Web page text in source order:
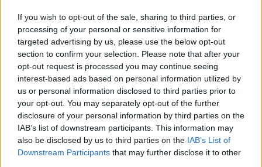
If you wish to opt-out of the sale, sharing to third parties, or
processing of your personal or sensitive information for
targeted advertising by us, please use the below opt-out
section to confirm your selection. Please note that after your
opt-out request is processed you may continue seeing
interest-based ads based on personal information utilized by
us or personal information disclosed to third parties prior to
your opt-out. You may separately opt-out of the further
disclosure of your personal information by third parties on the
IAB’s list of downstream participants. This information may
also be disclosed by us to third parties on the IAB’s List of
Downstream Participants that may further disclose it to other
Ha van kérdésed, tedd fel nyugodtan a csoportban, segítünk.
Ha összevetjük a korábbi évek eredményeivel akkor láthatjuk, hogy
Közgazdasági Politechnikumban 50 ponttal
Radnótiban pedig 20 ponttal többet értek el a hetedikesek a
kompetenciamérésen természettudományból, mint 2023-ban. A
Szerb Antal Gimnáziumban nagyjából stagnáltak az eredmények, a
listában szereplő többi elitgimnáziumban hatosztályos tagozaton
viszont átlagosan kevesebb pontot szereztek a diákok
természettudományból.